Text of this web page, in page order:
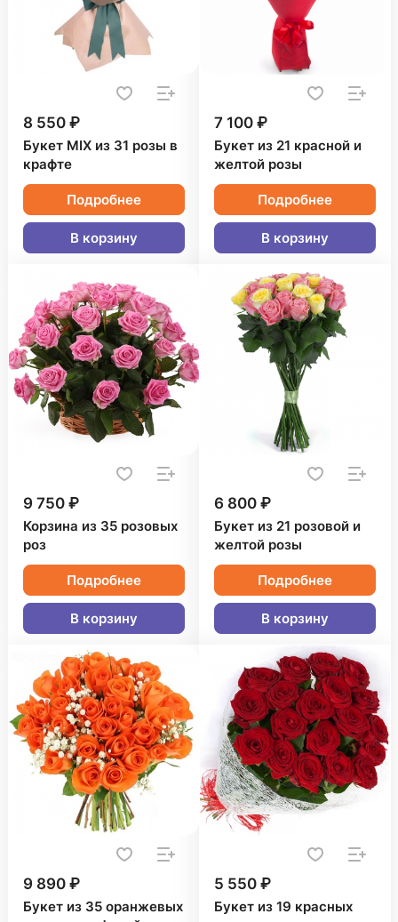
8 550 ₽
Букет MIX из 31 розы в
крафте
Подробнее
В корзину
7 100 ₽
Букет из 21 красной и
желтой розы
Подробнее
В корзину
9 750 ₽
Корзина из 35 розовых
роз
Подробнее
В корзину
6 800 ₽
Букет из 21 розовой и
желтой розы
Подробнее
В корзину
9 890 ₽
Букет из 35 оранжевых
5 550 ₽
Букет из 19 красных